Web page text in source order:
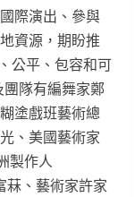
際演出、參與
資源，期盼推
公平、包容和可
隊有編舞家鄭
塗戲班藝術總
、美國藝術家
製作人
、藝術家許家